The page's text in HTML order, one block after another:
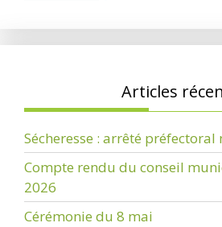
Articles
Sécheresse : arrêté préfectoral
Compte rendu du conseil
2026
Cérémonie du 8 mai